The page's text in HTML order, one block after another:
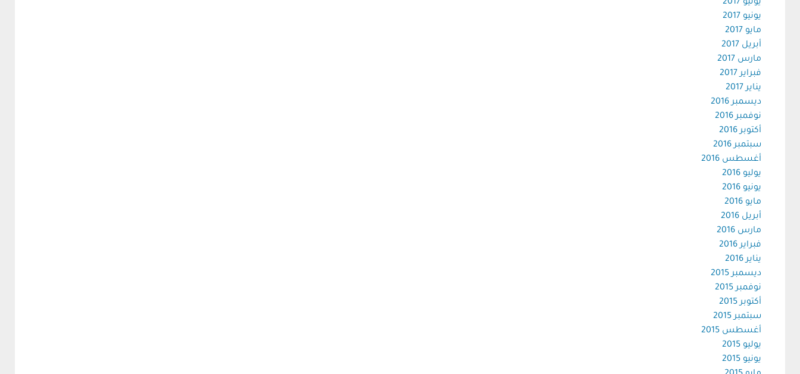
يوليو 2017
يونيو 2017
مايو 2017
أبريل 2017
مارس 2017
فبراير 2017
يناير 2017
ديسمبر 2016
نوفمبر 2016
أكتوبر 2016
سبتمبر 2016
أغسطس 2016
يوليو 2016
يونيو 2016
مايو 2016
أبريل 2016
مارس 2016
فبراير 2016
يناير 2016
ديسمبر 2015
نوفمبر 2015
أكتوبر 2015
سبتمبر 2015
أغسطس 2015
يوليو 2015
يونيو 2015